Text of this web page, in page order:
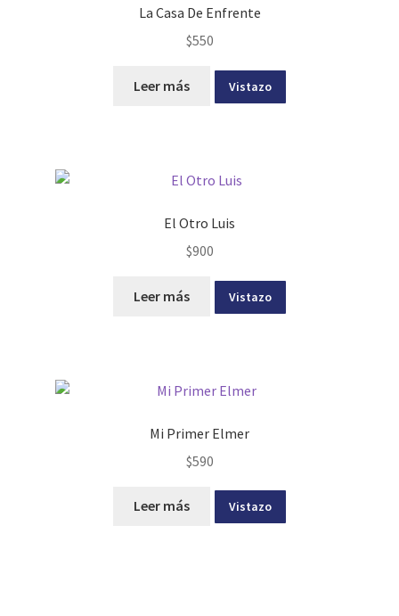
La Casa De Enfrente
$550
Leer más Vistazo
El Otro Luis
$900
Leer más Vistazo
Mi Primer Elmer
$590
Leer más Vistazo